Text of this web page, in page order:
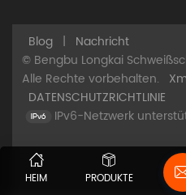
Blog |
Nachricht
© Bengbu Longkai
Alle Rechte vorbehalten.
DATENSCHUTZRICHTLINIE
IPv6-Netzwerk
HEIM PRODUKTE